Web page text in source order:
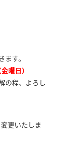
す。
曜日）
の程、よろし
更いたしま